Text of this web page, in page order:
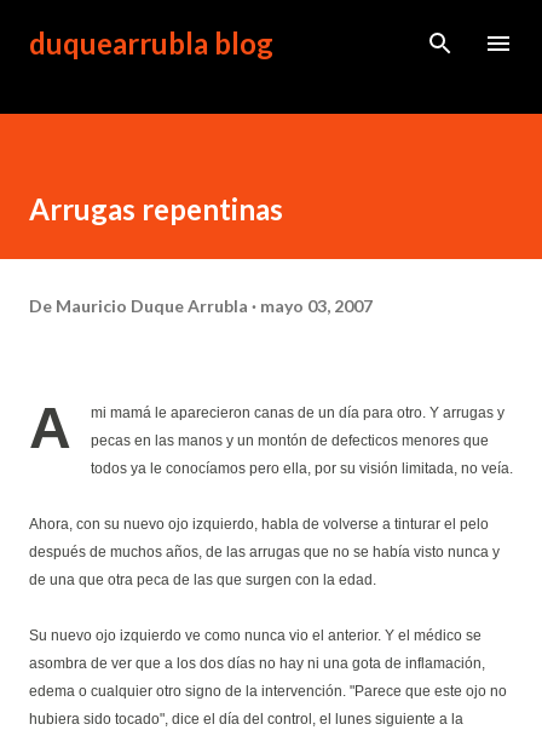
Ir al contenido principal
duquearrubla blog
Arrugas repentinas
De Mauricio Duque Arrubla mayo 03, 2007
A
mi mamá le aparecieron canas de un día para otro. Y arrugas y
pecas en las manos y un montón de defecticos menores que
todos ya le conocíamos pero ella, por su visión limitada, no veía.
Ahora, con su nuevo ojo izquierdo, habla de volverse a tinturar el pelo
después de muchos años, de las arrugas que no se había visto nunca y
de una que otra peca de las que surgen con la edad.
Su nuevo ojo izquierdo ve como nunca vio el anterior. Y el médico se
asombra de ver que a los dos días no hay ni una gota de inflamación,
edema o cualquier otro signo de la intervención. "Parece que este ojo no
hubiera sido tocado", dice el día del control, el lunes siguiente a la